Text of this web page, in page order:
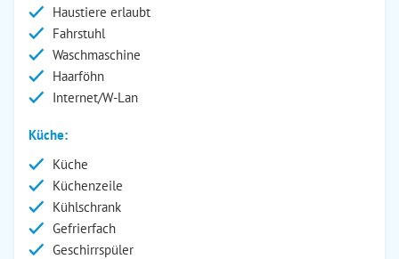
Haustiere erlaubt
Fahrstuhl
Waschmaschine
Haarföhn
Internet/W-Lan
Küche:
Küche
Küchenzeile
Kühlschrank
Gefrierfach
Geschirrspüler